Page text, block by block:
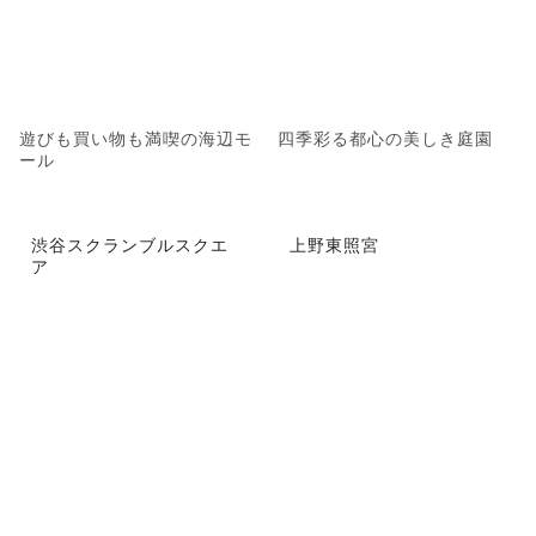
遊びも買い物も満喫の海辺モ
ール
四季彩る都心の美しき庭園
渋谷スクランブルスクエ
ア
上野東照宮